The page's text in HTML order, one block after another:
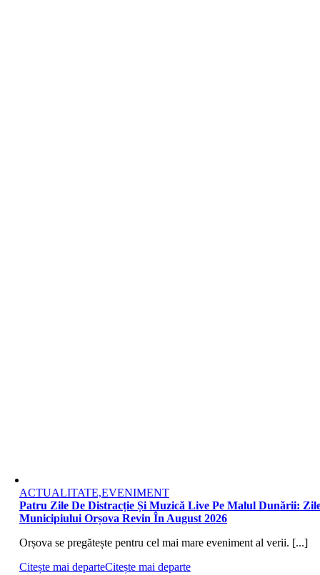
ACTUALITATE,EVENIMENT
Patru Zile De Distracție Și Muzică Live Pe Malul Dunării:
Municipiului Orșova Revin În August 2026
Orșova se pregătește pentru cel mai mare eveniment al verii. [...]
Citește mai departeCitește mai departe